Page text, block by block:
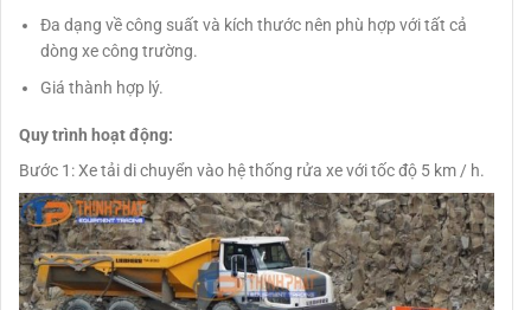
Đa dạng về công suất và kích thước nên phù hợp với tất cả
dòng xe công trường.
Giá thành hợp lý.
Quy trình hoạt động:
Bước 1: Xe tải di chuyển vào hệ thống rửa xe với tốc độ 5 km / h.